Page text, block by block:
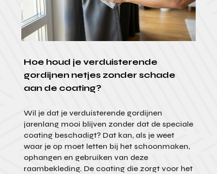
Hoe houd je verduisterende
gordijnen netjes zonder schade
aan de coating?
Wil je dat je verduisterende gordijnen
jarenlang mooi blijven zonder dat de speciale
coating beschadigt? Dat kan, als je weet
waar je op moet letten bij het schoonmaken,
ophangen en gebruiken van deze
raambekleding. De coating die zorgt voor het